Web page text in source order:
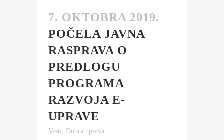
7. OKTOBRA 2019.
POČELA JAVNA
RASPRAVA O
PREDLOGU
PROGRAMA
RAZVOJA E-
UPRAVE
Vesti Dobra uprava